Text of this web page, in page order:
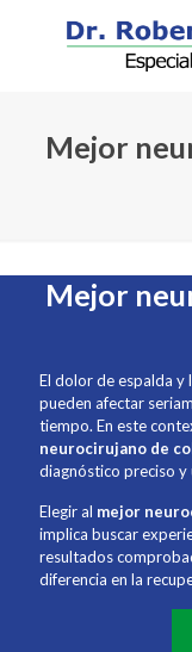
Mejor
Mejor
El dolor de espalda y
pueden afectar
tiempo. En este
neurocirujano de
diagnóstico preciso
Elegir al mejor
implica buscar
resultados
diferencia en la